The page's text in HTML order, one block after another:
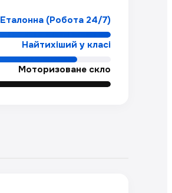
Еталонна (Робота 24/7)
Найтихіший у класі
Моторизоване скло